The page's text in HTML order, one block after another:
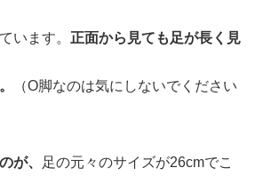
います。 正面から見ても足が長く見
（O脚なのは気にしないでください
が、
足の元々のサイズが26cmでこ